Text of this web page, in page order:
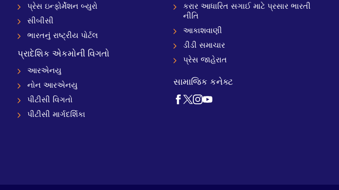
પ્રેસ ઇન્ફોર્મેશન બ્યુરો
સીબીસી
ભારતનું રાષ્ટ્રીય પોર્ટલ
પ્રાદેશિક એકમોની વિગતો
આરએનયુ
નોન આરએનયુ
પીટીસી વિગતો
પીટીસી માર્ગદર્શિકા
કરાર આધારિત સગાઈ માટે પ્રસાર ભારતી
નીતિ
આકાશવાણી
ડીડી સમાચાર
પ્રેસ જાહેરાત
સામાજિક કનેક્ટ